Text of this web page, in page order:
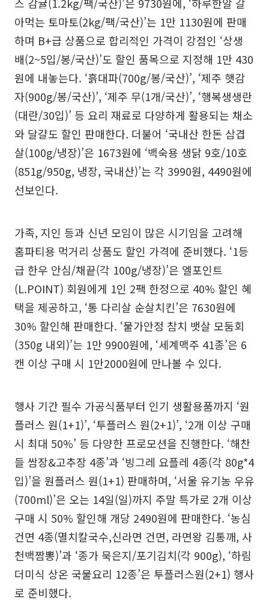
아먹는 토마토(2kg/팩/국산)’는 1만 1130원에 판매
하며 B+급 상품으로 합리적인 가격이 강점인 ‘상생
배(2~5입/봉/국산)’도 할인 품목으로 지정해 1만 430
원에 내놓는다. ‘흙대파(700g/봉/국산)’, ‘제주 햇감
자(900g/봉/국산)’, ‘제주 무(1개/국산)’, ‘행복생생란
(대란/30입)’ 등 요리 재료로 다양하게 활용되는 채소
와 달걀도 할인 판매한다. 더불어 ‘국내산 한돈 삼겹
살(100g/냉장)’은 1673원에 ‘백숙용 생닭 9호/10호
(851g/950g, 냉장, 국내산)’는 각 3990원, 4490원에
선보인다.
가족, 지인 등과 신년 모임이 많은 시기임을 고려해
홈파티용 먹거리 상품도 할인 가격에 준비했다. ‘1등
급 한우 안심/채끝(각 100g/냉장)’은 엘포인트
(L.POINT) 회원에게 1인 2팩 한정으로 40% 할인 혜
택을 제공하고, ‘통 다리살 순살치킨’은 7630원에
30% 할인해 판매한다. ‘물가안정 참치 뱃살 모둠회
(350g 내외)’는 1만 9900원에, ‘세계맥주 41종’은 6
캔 이상 구매 시 1만2000원에 만나볼 수 있다.
행사 기간 필수 가공식품부터 인기 생활용품까지 ‘원
플러스 원(1+1)’, ‘투플러스 원(2+1)’, ‘2개 이상 구매
시 최대 50%’ 등 다양한 프로모션을 진행한다. ‘해찬
들 쌈장&고추장 4종’과 ‘빙그레 요플레 4종(각 80g*4
입)’을 원플러스 원(1+1) 판매하며, ‘서울 유기농 우유
(700ml)’은 오는 14일(일)까지 주말 특가로 2개 이상
구매 시 50% 할인해 개당 2490원에 판매한다. ‘농심
건면 4종(멸치칼국수,신라면 건면, 라면왕 김통깨, 사
천백짬뽕)’과 ‘종가 묵은지/포기김치(각 900g), ‘하림
더미식 상온 국물요리 12종’은 투플러스원(2+1) 행사
로 준비했다.